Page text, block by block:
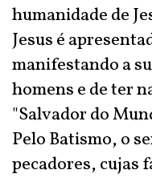
humanidade de
Jesus é
manifestando a
homens e de ter
"Salvador do
Pelo Batismo, o
pecadores, cujas